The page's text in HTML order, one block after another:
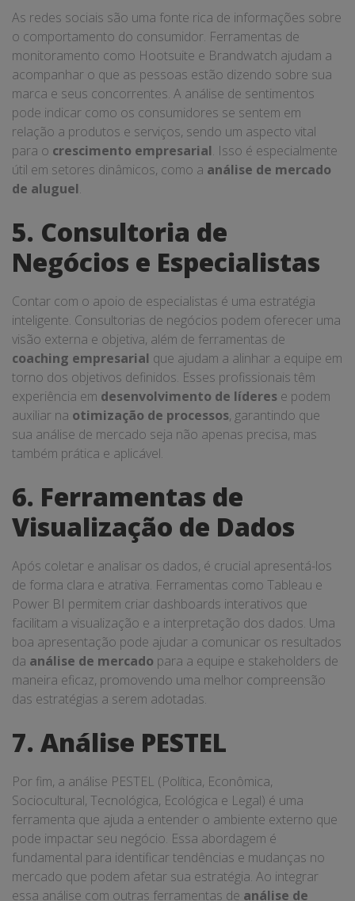
As redes sociais são uma fonte rica de informações sobre
o comportamento do consumidor. Ferramentas de
monitoramento como Hootsuite e Brandwatch ajudam a
acompanhar o que as pessoas estão dizendo sobre sua
marca e seus concorrentes. A análise de sentimentos
pode indicar como os consumidores se sentem em
relação a produtos e serviços, sendo um aspecto vital
para o crescimento empresarial. Isso é especialmente
útil em setores dinâmicos, como a análise de mercado
de aluguel.
5. Consultoria de
Negócios e Especialistas
Contar com o apoio de especialistas é uma estratégia
inteligente. Consultorias de negócios podem oferecer uma
visão externa e objetiva, além de ferramentas de
coaching empresarial que ajudam a alinhar a equipe em
torno dos objetivos definidos. Esses profissionais têm
experiência em desenvolvimento de líderes e podem
auxiliar na otimização de processos, garantindo que
sua análise de mercado seja não apenas precisa, mas
também prática e aplicável.
6. Ferramentas de
Visualização de Dados
Após coletar e analisar os dados, é crucial apresentá-los
de forma clara e atrativa. Ferramentas como Tableau e
Power BI permitem criar dashboards interativos que
facilitam a visualização e a interpretação dos dados. Uma
boa apresentação pode ajudar a comunicar os resultados
da análise de mercado para a equipe e stakeholders de
maneira eficaz, promovendo uma melhor compreensão
das estratégias a serem adotadas.
7. Análise PESTEL
Por fim, a análise PESTEL (Política, Econômica,
Sociocultural, Tecnológica, Ecológica e Legal) é uma
ferramenta que ajuda a entender o ambiente externo que
pode impactar seu negócio. Essa abordagem é
fundamental para identificar tendências e mudanças no
mercado que podem afetar sua estratégia. Ao integrar
essa análise com outras ferramentas de análise de